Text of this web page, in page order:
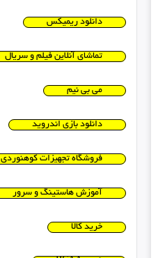
دانلود ریمیکس
تماشای آنلاین فیلم و سریال
می بی نیم
دانلود بازی اندروید
فروشگاه تجهیزات کوهنوردی
آموزش هاستینگ و سرور
خرید کالا